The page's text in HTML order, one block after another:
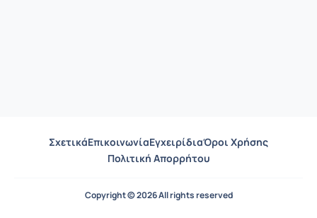
ΣχετικάΕπικοινωνίαΕγχειρίδιαΌροι Χρήσης
Πολιτική Απορρήτου
Copyright © 2026 All rights reserved